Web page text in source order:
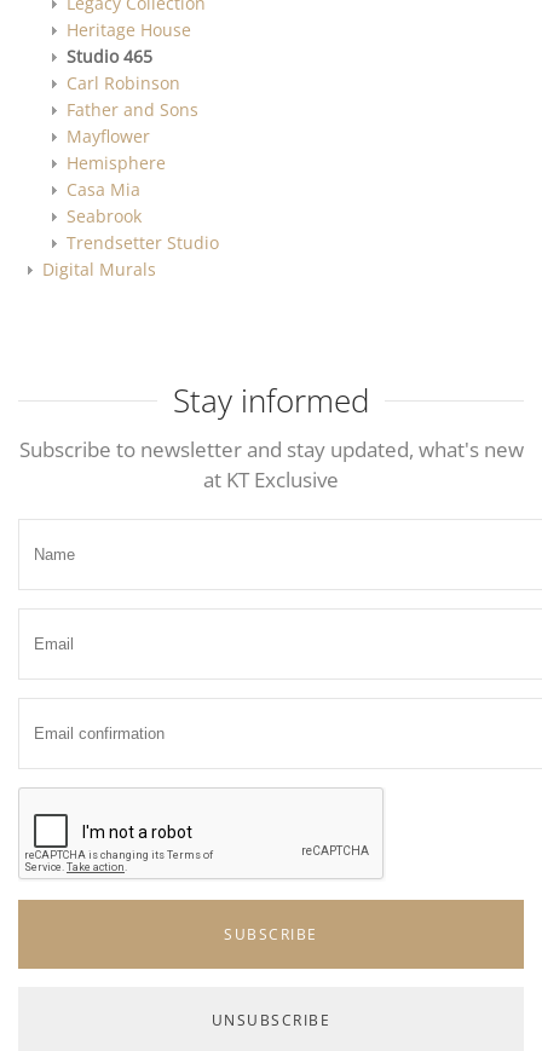
Heritage House
Studio 465
Carl Robinson
Father and Sons
Mayflower
Hemisphere
Casa Mia
Seabrook
Trendsetter Studio
Digital Murals
Stay informed
Subscribe to newsletter and stay updated, what's new
at KT Exclusive